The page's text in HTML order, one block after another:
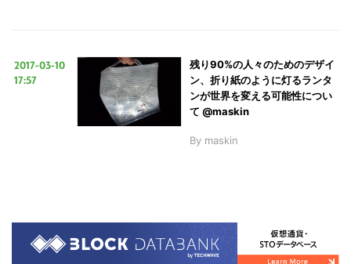
2017-03-10
17:57
残り90%の人々のためのデザイ
ン、折り紙のように灯るランタ
ンが世界を変える可能性につい
て @maskin
By maskin